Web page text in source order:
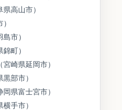
高山市）
市）
町）
崎県延岡市）
部市）
県富士宮市）
手市）